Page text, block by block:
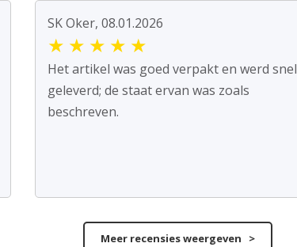
SK Oker, 08.01.2026
★ ★ ★ ★ ★
Het artikel was goed verpakt en werd snel
geleverd; de staat ervan was zoals
beschreven.
Meer recensies weergeven >